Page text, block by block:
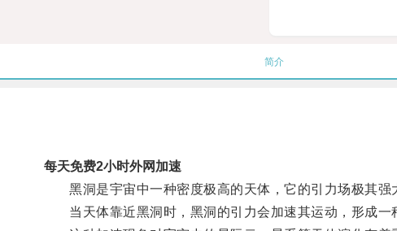
简介
每天免费2小时外网加速
黑洞是宇宙中一种密度极高的天体，它的引力场极其强
当天体靠近黑洞时，黑洞的引力会加速其运动，形成一